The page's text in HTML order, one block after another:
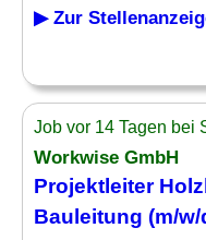
▶ Zur
Job vor 14 Tagen bei
Workwise GmbH
Projektleiter
Bauleitung (m/w/